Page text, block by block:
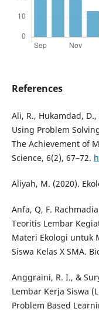
References
Ali, R., Hukamdad,
Using Problem
The Achievement of
Science, 6(2), 67–72.
Aliyah, M. (2020).
Anfa, Q, F.
Teoritis Lembar
Materi Ekologi untuk
Siswa Kelas X SMA.
Anggraini, R. I., &
Lembar Kerja Siswa
Problem Based